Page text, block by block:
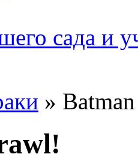
сада и
»